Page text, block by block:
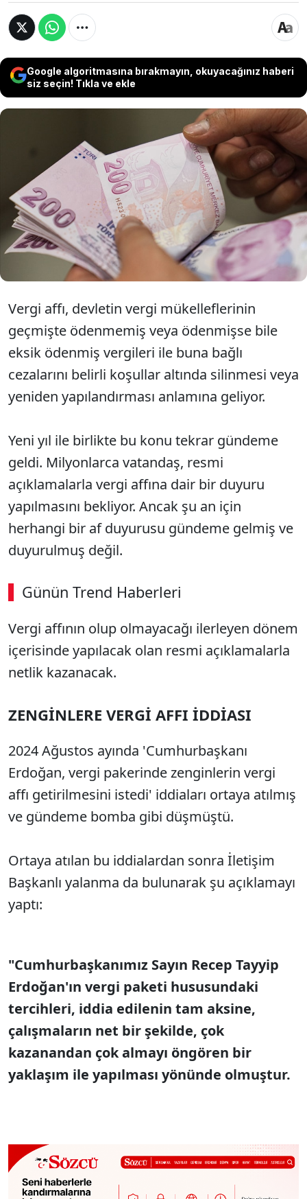
Google algoritmasına bırakmayın, okuyacağınız haberi
siz seçin! Tıkla ve ekle
Ekonomide canlılık yaratmak ve mükelleflerin
borç yükünü hafifletmek için uygulanan vergi
affı, binlerce vatandaş tarafından merakla takip
edilen bir konu haline geldi. 2024 yılının
sonlanması ve 2025 yılına geçişle birlikte, vergi
affının çıkıp çıkmayacağı da gündemdeki yerini
aldı.
Vergi affı, devletin vergi mükelleflerinin
geçmişte ödenmemiş veya ödenmişse bile
eksik ödenmiş vergileri ile buna bağlı
cezalarını belirli koşullar altında silinmesi veya
yeniden yapılandırması anlamına geliyor.
Yeni yıl ile birlikte bu konu tekrar gündeme
geldi. Milyonlarca vatandaş, resmi
açıklamalarla vergi affına dair bir duyuru
yapılmasını bekliyor. Ancak şu an için
herhangi bir af duyurusu gündeme gelmiş ve
duyurulmuş değil.
Günün Trend Haberleri
00:02 / 09:15
Sesi Aç
Vergi affının olup olmayacağı ilerleyen dönem
içerisinde yapılacak olan resmi açıklamalarla
netlik kazanacak.
ZENGİNLERE VERGİ AFFI İDDİASI
2024 Ağustos ayında 'Cumhurbaşkanı
Erdoğan, vergi pakerinde zenginlerin vergi
affı getirilmesini istedi' iddiaları ortaya atılmış
ve gündeme bomba gibi düşmüştü.
Ortaya atılan bu iddialardan sonra İletişim
Başkanlı yalanma da bulunarak şu açıklamayı
yaptı:
"Cumhurbaşkanımız Sayın Recep Tayyip
Erdoğan'ın vergi paketi hususundaki
tercihleri, iddia edilenin tam aksine,
çalışmaların net bir şekilde, çok
kazanandan çok almayı öngören bir
yaklaşım ile yapılması yönünde olmuştur.